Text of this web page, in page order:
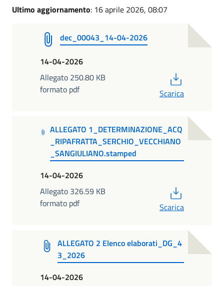
Ultimo aggiornamento: 16 aprile 2026, 08:07
dec_00043_14-04-2026
14-04-2026
Allegato 250.80 KB
formato pdf
Scarica
ALLEGATO 1_DETERMINAZIONE_ACQ
_RIPAFRATTA_SERCHIO_VECCHIANO
_SANGIULIANO.stamped
14-04-2026
Allegato 326.59 KB
formato pdf
Scarica
ALLEGATO 2 Elenco elaborati_DG_4
3_2026
14-04-2026